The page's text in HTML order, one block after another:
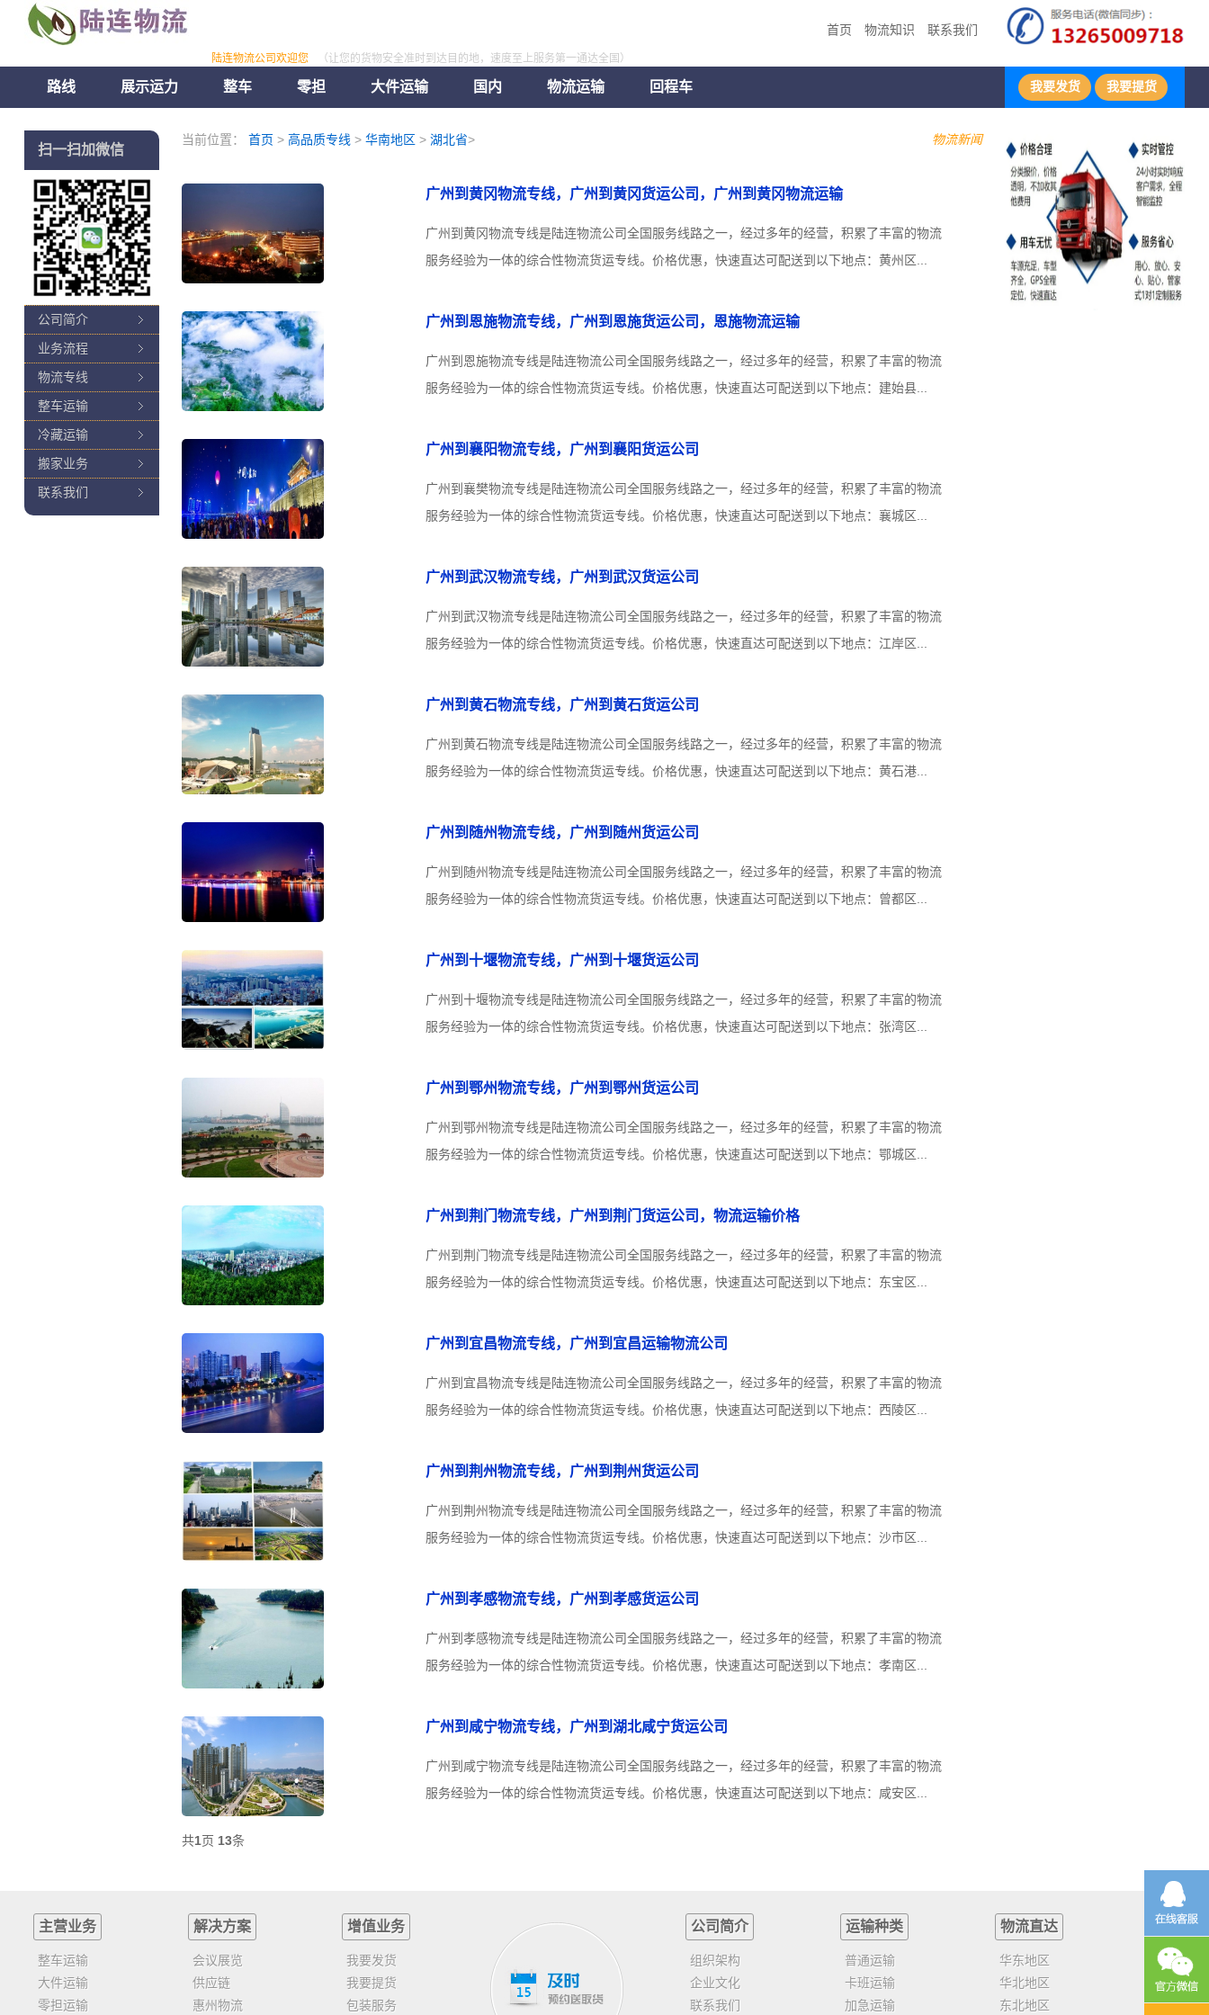
首页 物流知识 联系我们
陆连物流公司欢迎您 （让您的货物安全准时到达目的地，速度至上服务第一通达全国）
路线 展示运力 整车 零担 大件运输 国内 物流运输 回程车 我要发货 我要提货
当前位置： 首页 > 高品质专线 > 华南地区 > 湖北省> 物流新闻
广州到黄冈物流专线，广州到黄冈货运公司，广州到黄冈物流运输
广州到黄冈物流专线是陆连物流公司全国服务线路之一，经过多年的经营，积累了丰富的物流
服务经验为一体的综合性物流货运专线。价格优惠，快速直达可配送到以下地点：黄州区...
广州到恩施物流专线，广州到恩施货运公司，恩施物流运输
广州到恩施物流专线是陆连物流公司全国服务线路之一，经过多年的经营，积累了丰富的物流
服务经验为一体的综合性物流货运专线。价格优惠，快速直达可配送到以下地点：建始县...
广州到襄阳物流专线，广州到襄阳货运公司
广州到襄樊物流专线是陆连物流公司全国服务线路之一，经过多年的经营，积累了丰富的物流
服务经验为一体的综合性物流货运专线。价格优惠，快速直达可配送到以下地点：襄城区...
广州到武汉物流专线，广州到武汉货运公司
广州到武汉物流专线是陆连物流公司全国服务线路之一，经过多年的经营，积累了丰富的物流
服务经验为一体的综合性物流货运专线。价格优惠，快速直达可配送到以下地点：江岸区...
广州到黄石物流专线，广州到黄石货运公司
广州到黄石物流专线是陆连物流公司全国服务线路之一，经过多年的经营，积累了丰富的物流
服务经验为一体的综合性物流货运专线。价格优惠，快速直达可配送到以下地点：黄石港...
广州到随州物流专线，广州到随州货运公司
广州到随州物流专线是陆连物流公司全国服务线路之一，经过多年的经营，积累了丰富的物流
服务经验为一体的综合性物流货运专线。价格优惠，快速直达可配送到以下地点：曾都区...
广州到十堰物流专线，广州到十堰货运公司
广州到十堰物流专线是陆连物流公司全国服务线路之一，经过多年的经营，积累了丰富的物流
服务经验为一体的综合性物流货运专线。价格优惠，快速直达可配送到以下地点：张湾区...
广州到鄂州物流专线，广州到鄂州货运公司
广州到鄂州物流专线是陆连物流公司全国服务线路之一，经过多年的经营，积累了丰富的物流
服务经验为一体的综合性物流货运专线。价格优惠，快速直达可配送到以下地点：鄂城区...
广州到荆门物流专线，广州到荆门货运公司，物流运输价格
广州到荆门物流专线是陆连物流公司全国服务线路之一，经过多年的经营，积累了丰富的物流
服务经验为一体的综合性物流货运专线。价格优惠，快速直达可配送到以下地点：东宝区...
广州到宜昌物流专线，广州到宜昌运输物流公司
广州到宜昌物流专线是陆连物流公司全国服务线路之一，经过多年的经营，积累了丰富的物流
服务经验为一体的综合性物流货运专线。价格优惠，快速直达可配送到以下地点：西陵区...
广州到荆州物流专线，广州到荆州货运公司
广州到荆州物流专线是陆连物流公司全国服务线路之一，经过多年的经营，积累了丰富的物流
服务经验为一体的综合性物流货运专线。价格优惠，快速直达可配送到以下地点：沙市区...
广州到孝感物流专线，广州到孝感货运公司
广州到孝感物流专线是陆连物流公司全国服务线路之一，经过多年的经营，积累了丰富的物流
服务经验为一体的综合性物流货运专线。价格优惠，快速直达可配送到以下地点：孝南区...
广州到咸宁物流专线，广州到湖北咸宁货运公司
广州到咸宁物流专线是陆连物流公司全国服务线路之一，经过多年的经营，积累了丰富的物流
服务经验为一体的综合性物流货运专线。价格优惠，快速直达可配送到以下地点：咸安区...
共1页 13条
扫一扫加微信
公司简介
业务流程
物流专线
整车运输
冷藏运输
搬家业务
联系我们
主营业务
整车运输
大件运输
零担运输
解决方案
会议展览
供应链
惠州物流
增值业务
我要发货
我要提货
包装服务
公司简介
组织架构
企业文化
联系我们
运输种类
普通运输
卡班运输
加急运输
物流直达
华东地区
华北地区
东北地区